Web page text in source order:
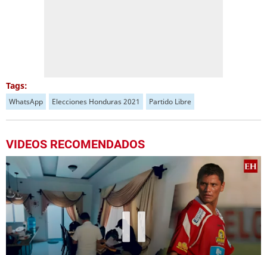
Tags:
WhatsApp Elecciones Honduras 2021 Partido Libre
VIDEOS RECOMENDADOS